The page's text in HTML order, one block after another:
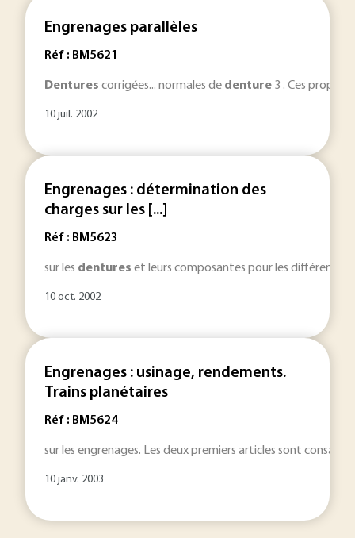
Engrenages parallèles
Réf : BM5621
Dentures corrigées... normales de denture 3 . Ces
10 juil. 2002
Engrenages : détermination des
charges sur les [...]
Réf : BM5623
sur les dentures et leurs composantes pour les différents
10 oct. 2002
Engrenages : usinage, rendements.
Trains planétaires
Réf : BM5624
sur les engrenages. Les deux premiers articles sont
10 janv. 2003